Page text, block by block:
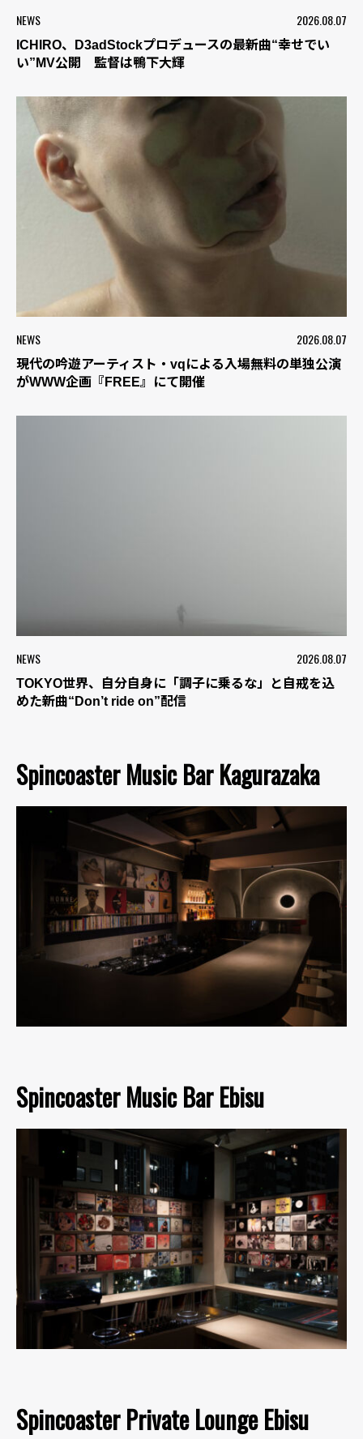
NEWS 2026.08.07
ICHIRO、D3adStockプロデュースの最新曲“幸せでい
い”MV公開 監督は鴨下大輝
NEWS 2026.08.07
現代の吟遊アーティスト・vqによる入場無料の単独公演
がWWW企画『FREE』にて開催
NEWS 2026.08.07
TOKYO世界、自分自身に「調子に乗るな」と自戒を込
めた新曲“Don’t ride on”配信
Spincoaster Music Bar Kagurazaka
Spincoaster Music Bar Ebisu
Spincoaster Private Lounge Ebisu